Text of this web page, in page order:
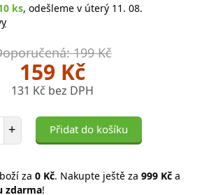
ks, odešleme v úterý 11. 08.
199 Kč
159 Kč
131 Kč bez DPH
položek
+ Přidat do košíku
za 0 Kč. Nakupte ještě za 999 Kč a
zdarma!